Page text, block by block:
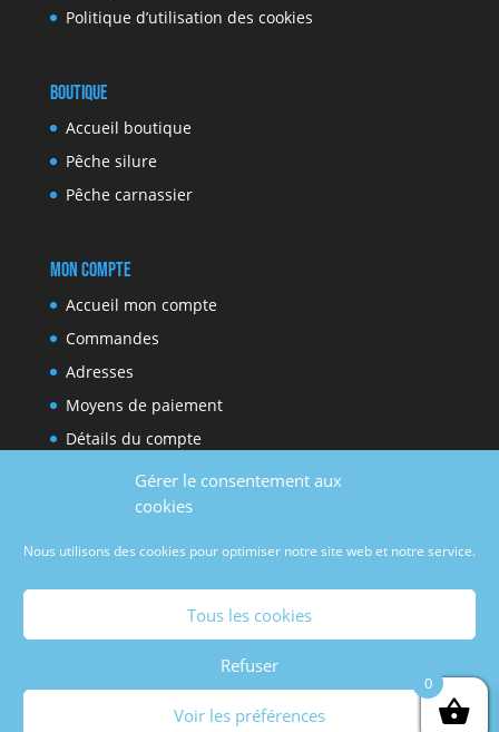
Gérer le consentement aux
cookies
Nous utilisons des cookies pour optimiser notre site web et notre service.
Tous les cookies
Refuser
Voir les préférences
Politique d’utilisation des cookies
Boutique
Accueil boutique
Pêche silure
Pêche carnassier
Mon compte
Accueil mon compte
Commandes
Adresses
Moyens de paiement
Détails du compte
Réseaux sociaux
Facebook Youtube
0